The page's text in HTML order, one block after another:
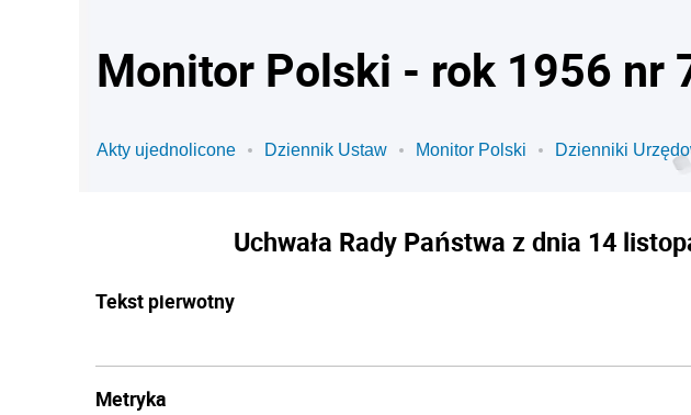
Monitor Polski - rok 1956 nr
Akty ujednolicone Dziennik Ustaw Monitor Polski Dzienniki
Uchwała Rady Państwa z dnia 14
Tekst pierwotny
Metryka